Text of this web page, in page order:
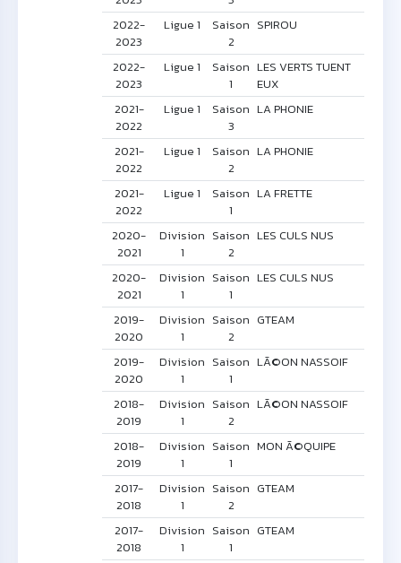
2022-
2023
Ligue 1
Saison
2
SPIROU
2022-
2023
Ligue 1
Saison
1
LES VERTS TUENT
EUX
2021-
2022
Ligue 1
Saison
3
LA PHONIE
2021-
2022
Ligue 1
Saison
2
LA PHONIE
2021-
2022
Ligue 1
Saison
1
LA FRETTE
2020-
2021
Division
1
Saison
2
LES CULS NUS
2020-
2021
Division
1
Saison
1
LES CULS NUS
2019-
2020
Division
1
Saison
2
GTEAM
2019-
2020
Division
1
Saison
1
LÃ©ON NASSOIF
2018-
2019
Division
1
Saison
2
LÃ©ON NASSOIF
2018-
2019
Division
1
Saison
1
MON Ã©QUIPE
2017-
2018
Division
1
Saison
2
GTEAM
2017-
2018
Division
1
Saison
1
GTEAM